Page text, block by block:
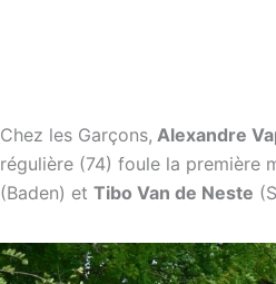
Chez les Garçons, Alexandre
régulière (74) foule la première
(Baden) et Tibo Van de Neste